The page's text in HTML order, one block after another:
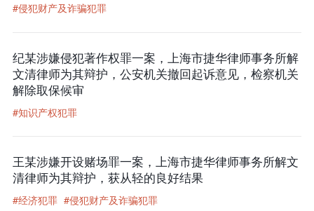
#侵犯财产及诈骗犯罪
纪某涉嫌侵犯著作权罪一案，上海市捷华律师事务所解
文清律师为其辩护，公安机关撤回起诉意见，检察机关
解除取保候审
#知识产权犯罪
王某涉嫌开设赌场罪一案，上海市捷华律师事务所解文
清律师为其辩护，获从轻的良好结果
#经济犯罪 #侵犯财产及诈骗犯罪